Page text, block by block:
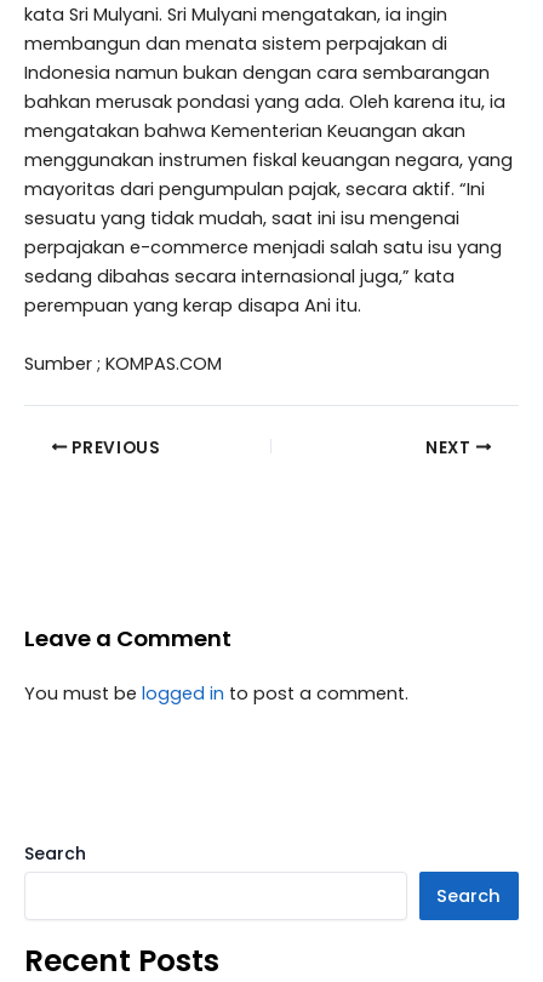
kata Sri Mulyani. Sri Mulyani mengatakan, ia ingin
membangun dan menata sistem perpajakan di
Indonesia namun bukan dengan cara sembarangan
bahkan merusak pondasi yang ada. Oleh karena itu, ia
mengatakan bahwa Kementerian Keuangan akan
menggunakan instrumen fiskal keuangan negara, yang
mayoritas dari pengumpulan pajak, secara aktif. “Ini
sesuatu yang tidak mudah, saat ini isu mengenai
perpajakan e-commerce menjadi salah satu isu yang
sedang dibahas secara internasional juga,” kata
perempuan yang kerap disapa Ani itu.
Sumber ; KOMPAS.COM
PREVIOUS NEXT
Leave a Comment
You must be logged in to post a comment.
Search
Search
Recent Posts